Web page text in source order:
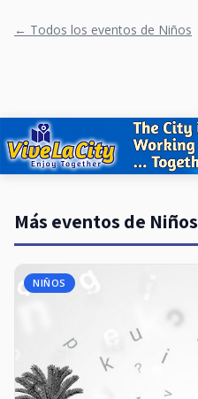
← Todos los eventos de Niños
Más eventos de Niños
NIÑOS